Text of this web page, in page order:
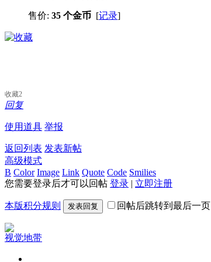
售价: 35 个金币 [记录]
收藏2
回复
使用道具 举报
返回列表 发表新帖
高级模式
B Color Image Link Quote Code Smilies
您需要登录后才可以回帖 登录 | 立即注册
本版积分规则 发表回复 回帖后跳转到最后一页
视觉地带